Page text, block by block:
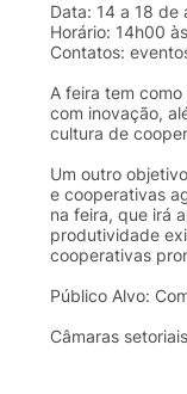
Data: 14 a 18 de
Horário: 14h00
Contatos:
A feira tem
com inovação,
cultura de
Um outro
e cooperativas
na feira, que irá
produtividade
cooperativas
Público Alvo:
Câmaras